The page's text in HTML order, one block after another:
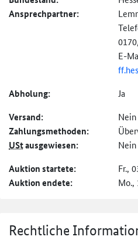
Ansprechpartner:
E-
Abholung: Ja
Versand: Nein
Zahlungs­methoden:
UStausgewiesen: Nein
Auktion startete: Fr.,
Auktion endete: Mo.,
Rechtliche